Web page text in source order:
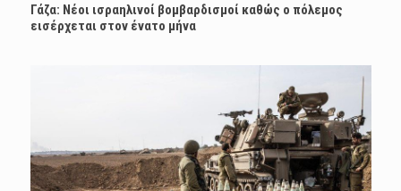
Γάζα: Νέοι ισραηλινοί βομβαρδισμοί καθώς ο πόλεμος
εισέρχεται στον ένατο μήνα